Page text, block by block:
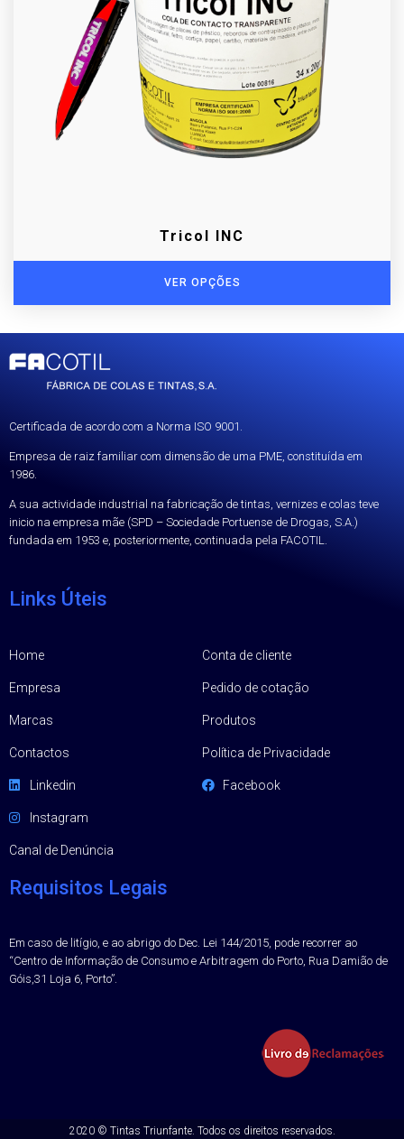
Tricol INC
VER OPÇÕES
Certificada de acordo com a Norma ISO 9001.
Empresa de raiz familiar com dimensão de uma PME, constituída em
1986.
A sua actividade industrial na fabricação de tintas, vernizes e colas teve
inicio na empresa mãe (SPD – Sociedade Portuense de Drogas, S.A.)
fundada em 1953 e, posteriormente, continuada pela FACOTIL.
Links Úteis
Home
Empresa
Marcas
Contactos
Linkedin
Instagram
Canal de Denúncia
Conta de cliente
Pedido de cotação
Produtos
Política de Privacidade
Facebook
Requisitos Legais
Em caso de litígio, e ao abrigo do Dec. Lei 144/2015, pode recorrer ao
“Centro de Informação de Consumo e Arbitragem do Porto, Rua Damião de
Góis,31 Loja 6, Porto”.
2020 © Tintas Triunfante. Todos os direitos reservados.